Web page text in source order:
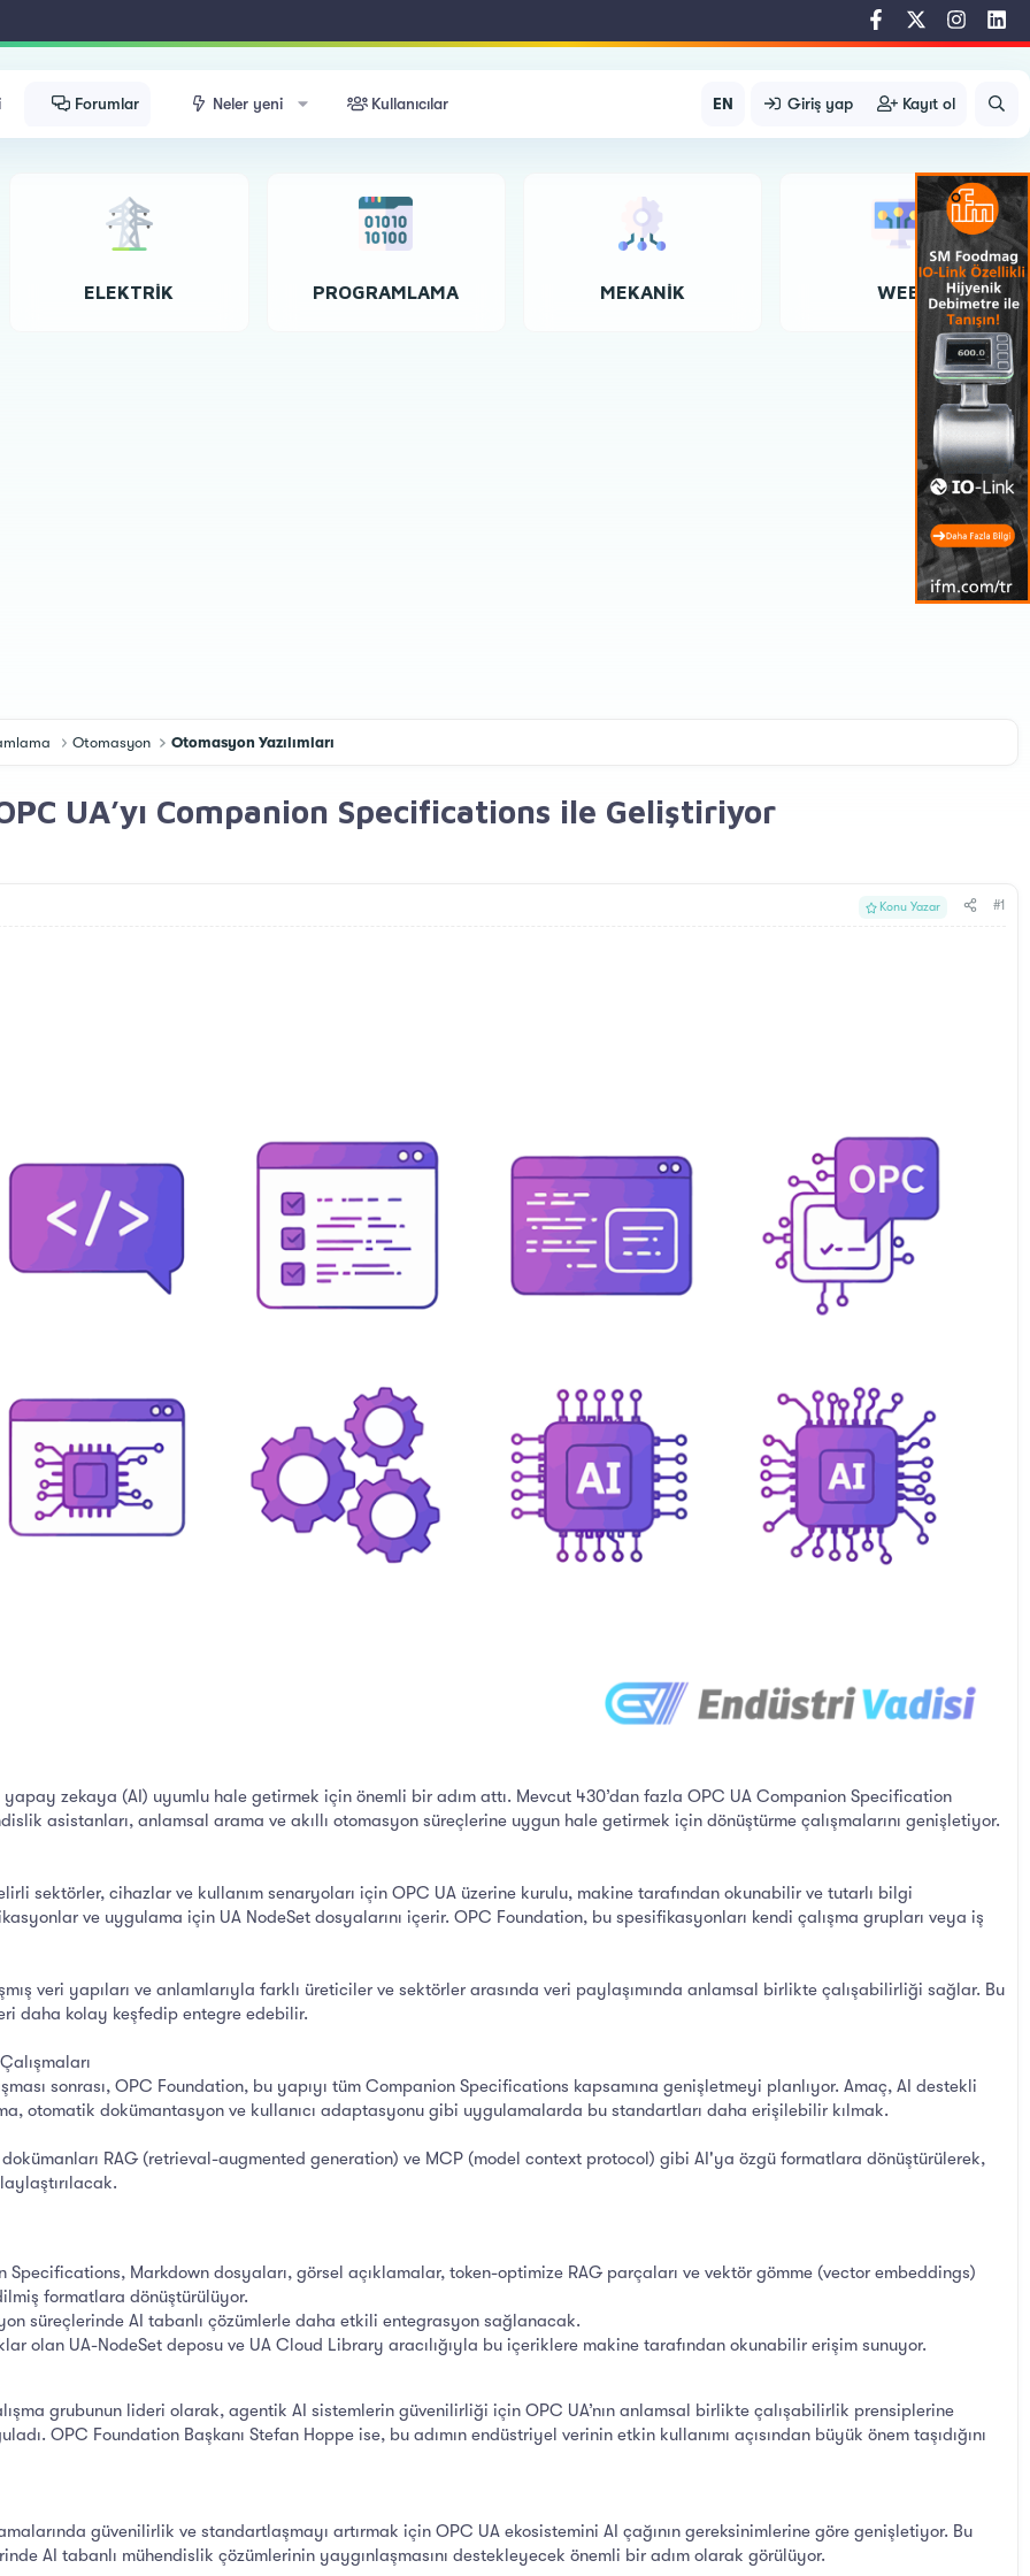
Forumlar Neler yeni Kullanıcılar EN Giriş yap Kayıt ol
ELEKTRIK PROGRAMLAMA MEKANIK WEB
Otomasyon Otomasyon Yazılımları
UA’yı Companion Specifications ile Geliştiriyor
Konu Yazar #1
yapay zekaya (AI) uyumlu hale getirmek için önemli bir adım attı. Mevcut 430’dan fazla OPC UA Companion Specification
asistanları, anlamsal arama ve akıllı otomasyon süreçlerine uygun hale getirmek için dönüştürme çalışmalarını genişletiyor.
sektörler, cihazlar ve kullanım senaryoları için OPC UA üzerine kurulu, makine tarafından okunabilir ve tutarlı bilgi
ve uygulama için UA NodeSet dosyalarını içerir. OPC Foundation, bu spesifikasyonları kendi çalışma grupları veya iş
veri yapıları ve anlamlarıyla farklı üreticiler ve sektörler arasında veri paylaşımında anlamsal birlikte çalışabilirliği sağlar. Bu
daha kolay keşfedip entegre edebilir.
sonrası, OPC Foundation, bu yapıyı tüm Companion Specifications kapsamına genişletmeyi planlıyor. Amaç, AI destekli
otomatik dokümantasyon ve kullanıcı adaptasyonu gibi uygulamalarda bu standartları daha erişilebilir kılmak.
RAG (retrieval-augmented generation) ve MCP (model context protocol) gibi AI'ya özgü formatlara dönüştürülerek,
Specifications, Markdown dosyaları, görsel açıklamalar, token-optimize RAG parçaları ve vektör gömme (vector embeddings)
formatlara dönüştürülüyor.
süreçlerinde AI tabanlı çözümlerle daha etkili entegrasyon sağlanacak.
olan UA-NodeSet deposu ve UA Cloud Library aracılığıyla bu içeriklere makine tarafından okunabilir erişim sunuyor.
grubunun lideri olarak, agentik AI sistemlerin güvenilirliği için OPC UA’nın anlamsal birlikte çalışabilirlik prensiplerine
OPC Foundation Başkanı Stefan Hoppe ise, bu adımın endüstriyel verinin etkin kullanımı açısından büyük önem taşıdığını
güvenilirlik ve standartlaşmayı artırmak için OPC UA ekosistemini AI çağının gereksinimlerine göre genişletiyor. Bu
AI tabanlı mühendislik çözümlerinin yaygınlaşmasını destekleyecek önemli bir adım olarak görülüyor.